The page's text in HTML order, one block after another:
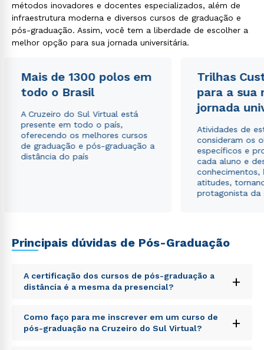
métodos inovadores e docentes especializados, além de
infraestrutura moderna e diversos cursos de graduação e
pós-graduação. Assim, você tem a liberdade de escolher a
melhor opção para sua jornada universitária.
Mais de 1300 polos em
todo o Brasil
A Cruzeiro do Sul Virtual está
presente em todo o país,
oferecendo os melhores cursos
de graduação e pós-graduação a
distância do país
Trilhas
para a sua
jornada
Atividades de
consideram os
específicos e
cada aluno e
conhecimentos,
atitudes,
protagonista da
Principais dúvidas de Pós-Graduação
A certificação dos cursos de pós-graduação a
distância é a mesma da presencial?
+
Sed ut perspiciatis unde omnis iste natus error sit
voluptatem accusantium doloremque laudantium,
totam rem aperiam, eaque ipsa quae ab illo inventore
Como faço para me inscrever em um curso de
pós-graduação na Cruzeiro do Sul Virtual?
+
ou
Política de Privacidade.
autorizo que meus dados sejam utilizados para o
envio de conteúdos da Cruzeiro do Sul.